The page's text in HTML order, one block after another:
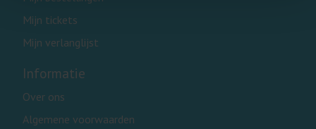
Mijn tickets
Mijn verlanglijst
Informatie
Over ons
Algemene voorwaarden